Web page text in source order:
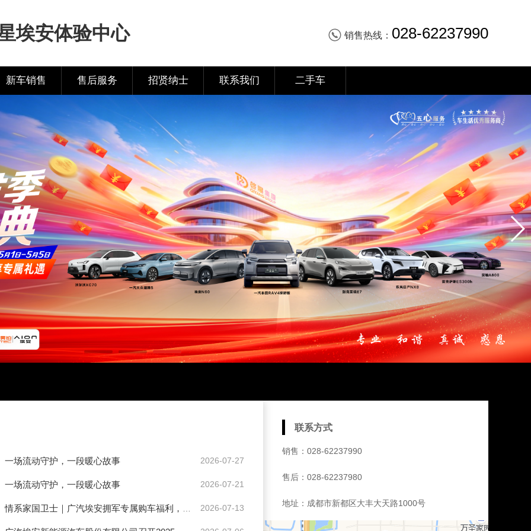
埃安体验中心 销售热线： 028-62237990
新车销售 售后服务 招贤纳士 联系我们 二手车
2026-07-27
一场流动守护，一段暖心故事
2026-07-21
一场流动守护，一段暖心故事
2026-07-13
情系家国卫士｜广汽埃安拥军专属购车福利，致敬每一位军人！
联系方式
销售：028-62237990
售后：028-62237980
地址：成都市新都区大丰大天路1000号